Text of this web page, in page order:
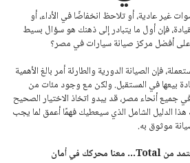
غير عادية، أو تلاحظ انخفاضًا في الأداء، أو
فإن أول ما يتبادر إلى ذهنك هو سؤال بسيط
على أفضل مركز صيانة سيارات في مصر؟
فإن الصيانة الدورية والطارئة أمر بالغ الأهمية
بيعها في المستقبل. ولكن مع وجود مئات من
جميع أنحاء مصر، قد يبدو اتخاذ الاختيار الصحيح
هذا الدليل الشامل الذي سيعطيك فهمًا أعمق لما يجب
موثوق به.